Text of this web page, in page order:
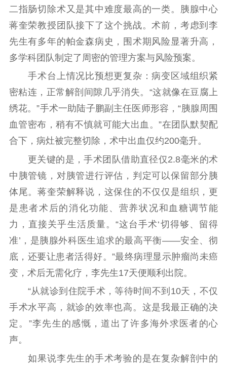
二指肠切除术又是其中难度最高的一类。胰腺中心
蒋奎荣教授团队接下了这个挑战。术前，考虑到李
先生有多年的帕金森病史，围术期风险显著升高，
多学科团队制定了周密的管理方案与风险预案。
手术台上情况比预想更复杂：病变区域组织紧
密粘连，正常解剖间隙几乎消失。“这就像在豆腐上
绣花。”手术一助陆子鹏副主任医师形容，“胰腺周围
血管密布，稍有不慎就可能大出血。”在团队默契配
合下，病灶被完整切除，术中出血仅约200毫升。
更关键的是，手术团队借助直径仅2.8毫米的术
中胰管镜，对胰管进行评估，判定可以保留部分胰
体尾。蒋奎荣解释说，这保住的不仅仅是组织，更
是患者术后的消化功能、营养状况和血糖调节能
力，直接关乎生活质量。“这台手术‘切得够、留得
准’，是胰腺外科医生追求的最高平衡——安全、彻
底，还要让患者活得好。”最终病理显示肿瘤尚未癌
变，术后无需化疗，李先生17天便顺利出院。
“从就诊到住院手术，等待时间不到10天，不仅
手术水平高，就诊的效率也高。这是我最正确的决
定。”李先生的感慨，道出了许多海外求医者的心
声。
如果说李先生的手术考验的是在复杂解剖中的